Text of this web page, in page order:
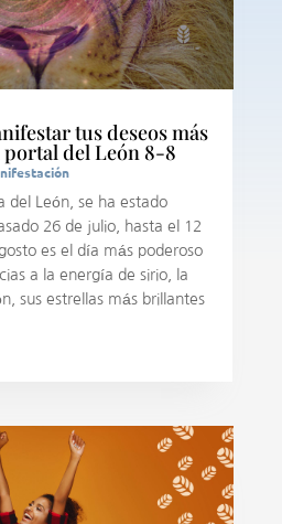
tus deseos más
del León 8-8
del León, se ha estado
26 de julio, hasta el 12
es el día más poderoso
a la energía de sirio, la
sus estrellas más brillantes